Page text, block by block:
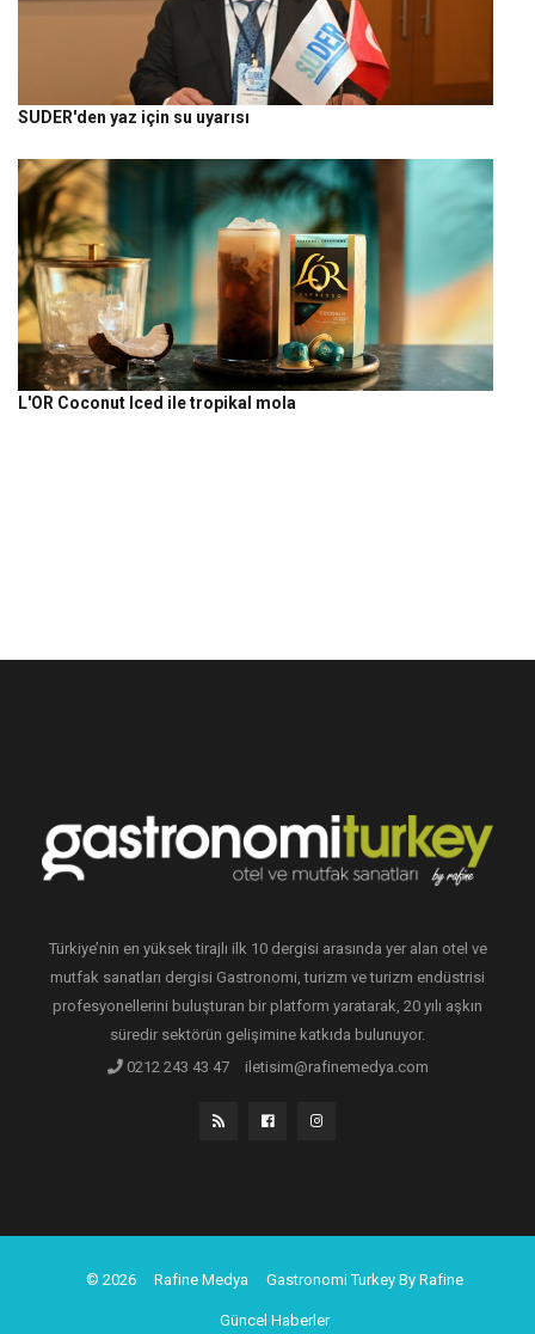
SUDER'den yaz için su uyarısı
L'OR Coconut Iced ile tropikal mola
Türkiye’nin en yüksek tirajlı ilk 10 dergisi arasında yer alan otel ve
mutfak sanatları dergisi Gastronomi, turizm ve turizm endüstrisi
profesyonellerini buluşturan bir platform yaratarak, 20 yılı aşkın
süredir sektörün gelişimine katkıda bulunuyor.
0212 243 43 47
iletisim@rafinemedya.com
© 2026 Rafine Medya Gastronomi Turkey By Rafine
Güncel Haberler